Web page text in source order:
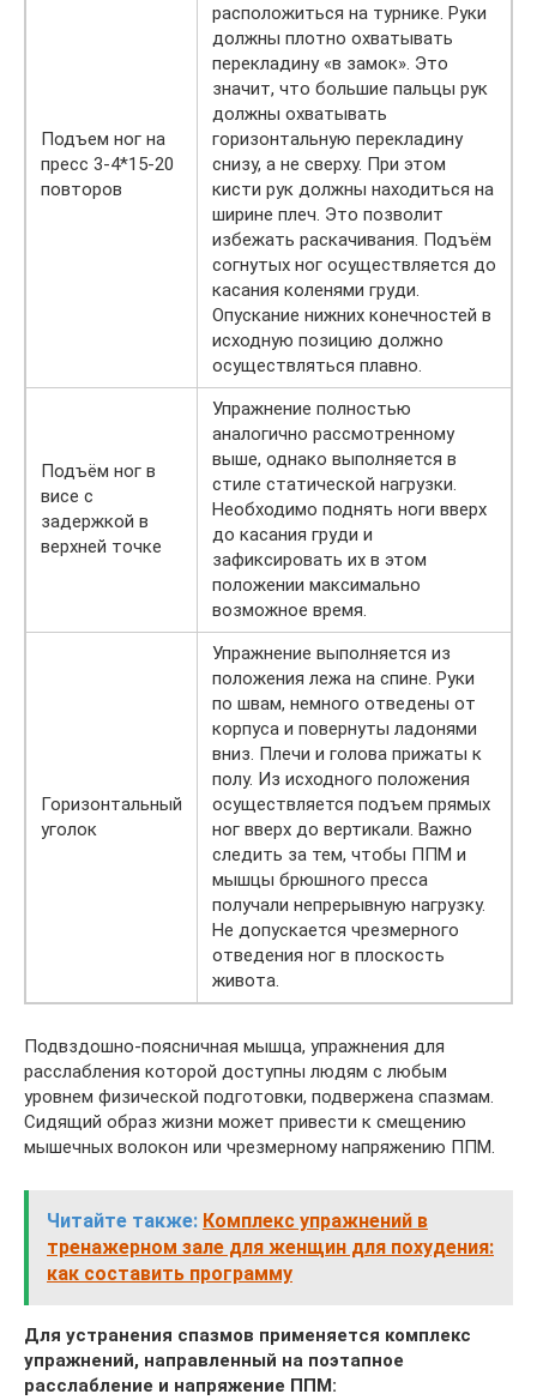
Подъем ног на
пресс 3-4*15-20
повторов
расположиться на турнике. Руки
должны плотно охватывать
перекладину «в замок». Это
значит, что большие пальцы рук
должны охватывать
горизонтальную перекладину
снизу, а не сверху. При этом
кисти рук должны находиться на
ширине плеч. Это позволит
избежать раскачивания. Подъём
согнутых ног осуществляется до
касания коленями груди.
Опускание нижних конечностей в
исходную позицию должно
осуществляться плавно.
Подъём ног в
висе с
задержкой в
верхней точке
Упражнение полностью
аналогично рассмотренному
выше, однако выполняется в
стиле статической нагрузки.
Необходимо поднять ноги вверх
до касания груди и
зафиксировать их в этом
положении максимально
возможное время.
Горизонтальный
уголок
Упражнение выполняется из
положения лежа на спине. Руки
по швам, немного отведены от
корпуса и повернуты ладонями
вниз. Плечи и голова прижаты к
полу. Из исходного положения
осуществляется подъем прямых
ног вверх до вертикали. Важно
следить за тем, чтобы ППМ и
мышцы брюшного пресса
получали непрерывную нагрузку.
Не допускается чрезмерного
отведения ног в плоскость
живота.
Подвздошно-поясничная мышца, упражнения для
расслабления которой доступны людям с любым
уровнем физической подготовки, подвержена спазмам.
Сидящий образ жизни может привести к смещению
мышечных волокон или чрезмерному напряжению ППМ.
Читайте также: Комплекс упражнений в
тренажерном зале для женщин для похудения:
как составить программу
Для устранения спазмов применяется комплекс
упражнений, направленный на поэтапное
расслабление и напряжение ППМ: